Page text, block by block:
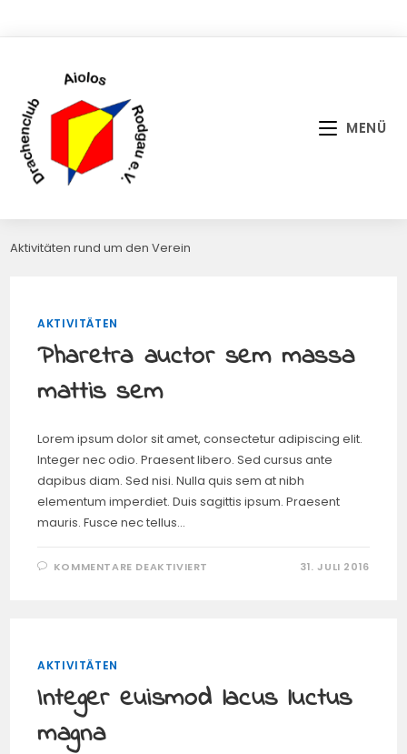
Inhalt
MENÜ
Aktivitäten rund um den Verein
AKTIVITÄTEN
Pharetra auctor sem massa
mattis sem
Lorem ipsum dolor sit amet, consectetur adipiscing elit.
Integer nec odio. Praesent libero. Sed cursus ante
dapibus diam. Sed nisi. Nulla quis sem at nibh
elementum imperdiet. Duis sagittis ipsum. Praesent
mauris. Fusce nec tellus…
KOMMENTARE DEAKTIVIERT 31. JULI 2016
AKTIVITÄTEN
Integer euismod lacus luctus
magna